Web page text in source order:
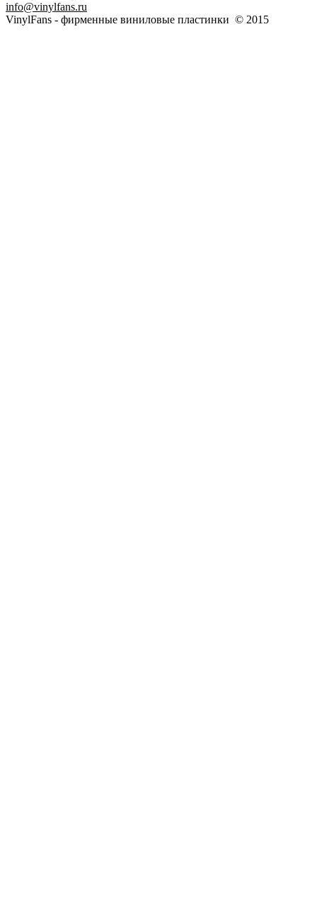
info@vinylfans.ru
VinylFans - фирменные виниловые пластинки © 2015